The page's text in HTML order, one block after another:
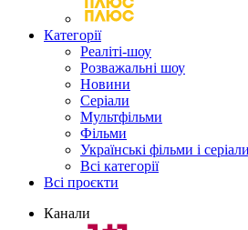
Категорії
Реаліті-шоу
Розважальні шоу
Новини
Серіали
Мультфільми
Фільми
Українські фільми і серіали
Всі категорії
Всі проєкти
Канали